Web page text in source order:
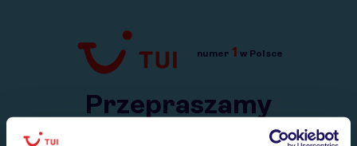
Przejdź do TUI.pl
numer 1 w Polsce
Przepraszamy
Wysłaliśmy nasz serwis na krótkie wakacje.